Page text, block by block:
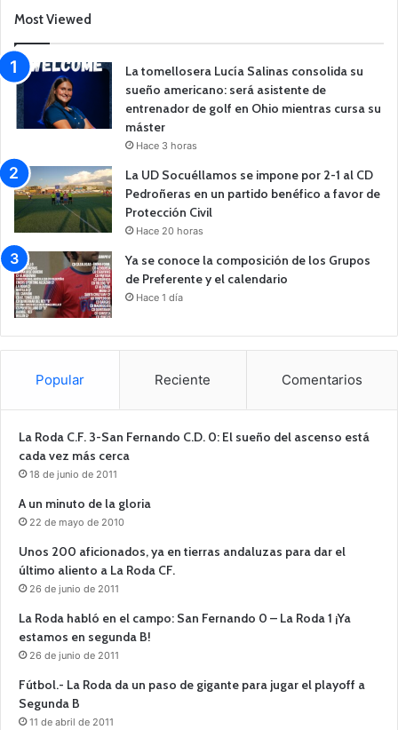
Most Viewed
La tomellosera Lucía Salinas consolida su
sueño americano: será asistente de
entrenador de golf en Ohio mientras cursa su
máster
Hace 3 horas
La UD Socuéllamos se impone por 2-1 al CD
Pedroñeras en un partido benéfico a favor de
Protección Civil
Hace 20 horas
Ya se conoce la composición de los Grupos
de Preferente y el calendario
Hace 1 día
Popular Reciente Comentarios
La Roda C.F. 3-San Fernando C.D. 0: El sueño del ascenso está
cada vez más cerca
18 de junio de 2011
A un minuto de la gloria
22 de mayo de 2010
Unos 200 aficionados, ya en tierras andaluzas para dar el
último aliento a La Roda CF.
26 de junio de 2011
La Roda habló en el campo: San Fernando 0 – La Roda 1 ¡Ya
estamos en segunda B!
26 de junio de 2011
Fútbol.- La Roda da un paso de gigante para jugar el playoff a
Segunda B
11 de abril de 2011